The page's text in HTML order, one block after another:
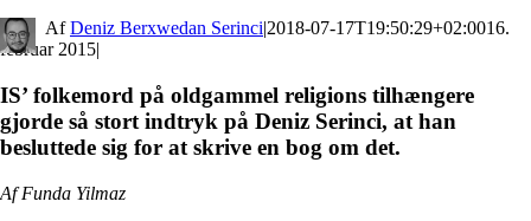
By Deniz Berxwedan Serinci|2018-07-17T19:50:29+02:0016.
februar 2015|
IS’ folkemord på oldgammel religions tilhængere
gjorde så stort indtryk på Deniz Serinci, at han
besluttede sig for at skrive en bog om det.
Af Funda Yilmaz